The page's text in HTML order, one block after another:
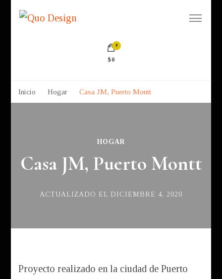
Quo Design
Muebles a la medida
0
$0
Inicio Hogar Casa JM, Puerto Montt
HOGAR
Casa JM, Puerto Montt
ACTUALIZADO EL DICIEMBRE 4, 2020
Proyecto realizado en la ciudad de Puerto